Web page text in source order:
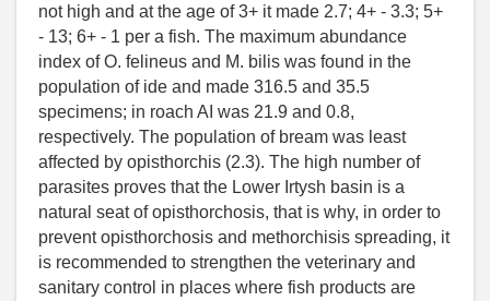
not high and at the age of 3+ it made 2.7; 4+ - 3.3; 5+
- 13; 6+ - 1 per a fish. The maximum abundance
index of O. felineus and M. bilis was found in the
population of ide and made 316.5 and 35.5
specimens; in roach AI was 21.9 and 0.8,
respectively. The population of bream was least
affected by opisthorchis (2.3). The high number of
parasites proves that the Lower Irtysh basin is a
natural seat of opisthorchosis, that is why, in order to
prevent opisthorchosis and methorchisis spreading, it
is recommended to strengthen the veterinary and
sanitary control in places where fish products are